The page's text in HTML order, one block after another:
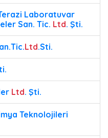
Laboratuvar
San. Tic. Ltd. Şti.
Ltd.Sti.
Ltd. Şti.
Teknolojileri